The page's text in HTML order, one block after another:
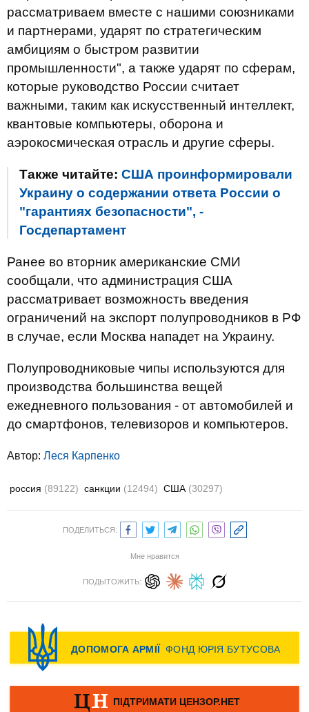
рассматриваем вместе с нашими союзниками
и партнерами, ударят по стратегическим
амбициям о быстром развитии
промышленности", а также ударят по сферам,
которые руководство России считает
важными, таким как искусственный интеллект,
квантовые компьютеры, оборона и
аэрокосмическая отрасль и другие сферы.
Также читайте: США проинформировали
Украину о содержании ответа России о
"гарантиях безопасности", -
Госдепартамент
Ранее во вторник американские СМИ
сообщали, что администрация США
рассматривает возможность введения
ограничений на экспорт полупроводников в РФ
в случае, если Москва нападет на Украину.
Полупроводниковые чипы используются для
производства большинства вещей
ежедневного пользования - от автомобилей и
до смартфонов, телевизоров и компьютеров.
Автор: Леся Карпенко
россия (89122) санкции (12494) США (30297)
ПОДЕЛИТЬСЯ:
Мне нравится
ПОДЫТОЖИТЬ: